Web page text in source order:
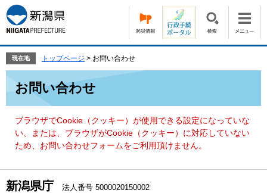
ー
ジ
の
頭
す。
ニ
ュ
ー
飛
て
現在地 トップページ > お問い合わせ
お問い合わせ
ブラウザでCookie（クッキー）が使用できる設定になっていな
い、または、ブラウザがCookie（クッキー）に対応していない
ため、お問い合わせフォームをご利用頂けません。
新潟県庁 法人番号 5000020150002